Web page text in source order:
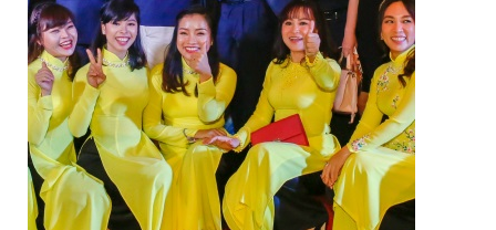
VAN CÂN BẰNG
VAN AN TOÀN